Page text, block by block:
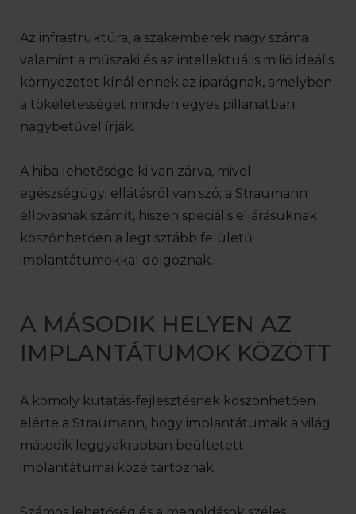
Az infrastruktúra, a szakemberek nagy száma
valamint a műszaki és az intellektuális miliő ideális
környezetet kínál ennek az iparágnak, amelyben
a tökéletességet minden egyes pillanatban
nagybetűvel írják.
A hiba lehetősége ki van zárva, mivel
egészségügyi ellátásról van szó; a Straumann
éllovasnak számít, hiszen speciális eljárásuknak
köszönhetően a legtisztább felületű
implantátumokkal dolgoznak.
A MÁSODIK HELYEN AZ
IMPLANTÁTUMOK KÖZÖTT
A komoly kutatás-fejlesztésnek köszönhetően
elérte a Straumann, hogy implantátumaik a világ
második leggyakrabban beültetett
implantátumai közé tartoznak.